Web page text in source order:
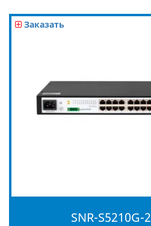
Заказать
SNR-S5210G-